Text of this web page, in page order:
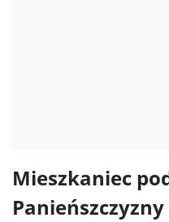
Mieszkaniec